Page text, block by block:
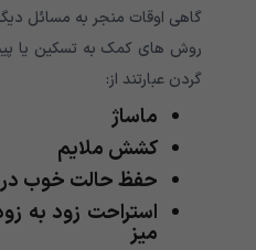
گاهی اوقات منجر به مسائل
روش های کمک به تسکین یا
گردن عبارتند از:
ماساژ
کشش ملایم
حفظ حالت خوب
استراحت زود به
میز